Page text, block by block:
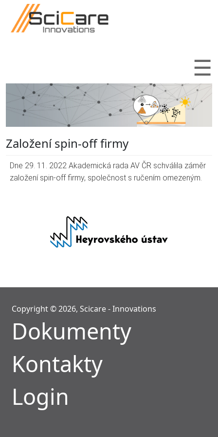
Přejít k hlavnímu obsahu
☰
Založení spin-off firmy
Dne 29. 11. 2022 Akademická rada AV ČR schválila záměr
založení spin-off firmy, společnost s ručením omezeným.
Copyright © 2026, Scicare - Innovations
Dokumenty
Kontakty
Login